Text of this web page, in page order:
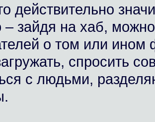
действительно
– зайдя на хаб,
о том или
спросить
с людьми,